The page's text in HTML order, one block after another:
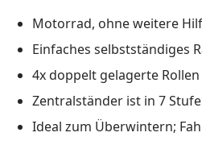
Motorrad, ohne weitere
Einfaches selbstständiges
4x doppelt gelagerte Rollen
Zentralständer ist in 7
Ideal zum Überwintern;